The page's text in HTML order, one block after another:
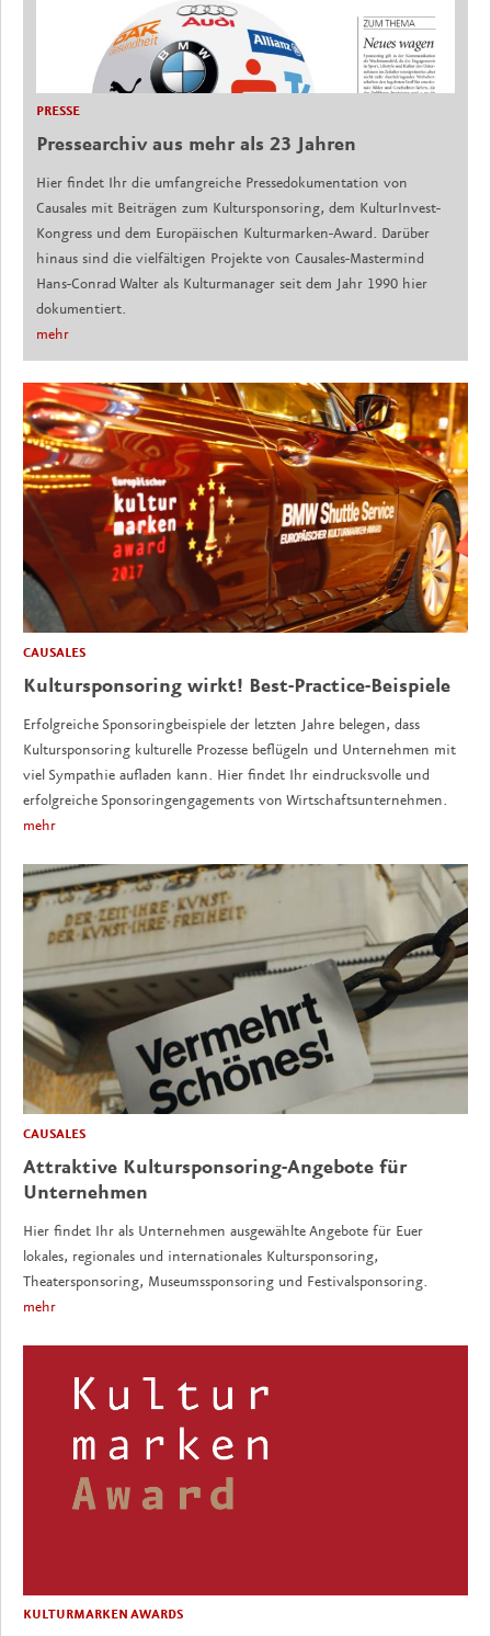
PRESSE
Pressearchiv aus mehr als 23 Jahren
Hier findet Ihr die umfangreiche Pressedokumentation von
Causales mit Beiträgen zum Kultursponsoring, dem KulturInvest-
Kongress und dem Europäischen Kulturmarken-Award. Darüber
hinaus sind die vielfältigen Projekte von Causales-Mastermind
Hans-Conrad Walter als Kulturmanager seit dem Jahr 1990 hier
dokumentiert.
mehr
CAUSALES
Kultursponsoring wirkt! Best-Practice-Beispiele
Erfolgreiche Sponsoringbeispiele der letzten Jahre belegen, dass
Kultursponsoring kulturelle Prozesse beflügeln und Unternehmen mit
viel Sympathie aufladen kann. Hier findet Ihr eindrucksvolle und
erfolgreiche Sponsoringengagements von Wirtschaftsunternehmen.
mehr
CAUSALES
Attraktive Kultursponsoring-Angebote für
Unternehmen
Hier findet Ihr als Unternehmen ausgewählte Angebote für Euer
lokales, regionales und internationales Kultursponsoring,
Theatersponsoring, Museumssponsoring und Festivalsponsoring.
mehr
KULTURMARKEN AWARDS